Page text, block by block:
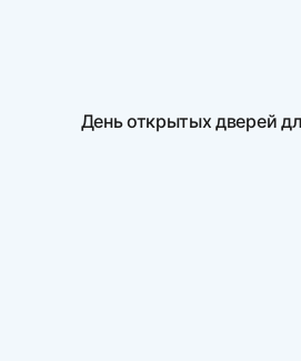
День открытых дверей